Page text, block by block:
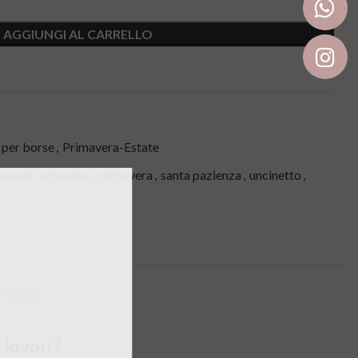
AGGIUNGI AL CARRELLO
borse, Primavera-Estate
primavera , santa pazienza , uncinetto ,